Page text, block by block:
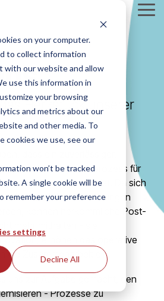
on your computer.
to collect information
with our website and allow
use this information in
your browsing
and metrics about our
and other media. To
cookies we use, see our
won’t be tracked
A single cookie will be
remember your preference
settings
Decline All
Herzstück unserer
dass ein zuverlässiger,
Nachhandelsprozess für
unerlässlich ist. Da sich
und die Anforderungen
können herkömmliche Post-
erhöhen das operative
die Zusammenarbeit ein.
uns zur Aufgabe gemacht, den
- Prozesse zu